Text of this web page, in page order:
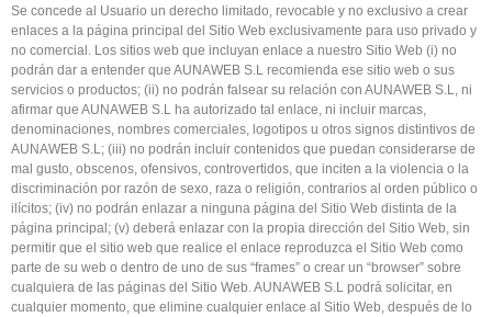
Se concede al Usuario un derecho limitado, revocable y no exclusivo a crear
enlaces a la página principal del Sitio Web exclusivamente para uso privado y
no comercial. Los sitios web que incluyan enlace a nuestro Sitio Web (i) no
podrán dar a entender que AUNAWEB S.L recomienda ese sitio web o sus
servicios o productos; (ii) no podrán falsear su relación con AUNAWEB S.L, ni
afirmar que AUNAWEB S.L ha autorizado tal enlace, ni incluir marcas,
denominaciones, nombres comerciales, logotipos u otros signos distintivos de
AUNAWEB S.L; (iii) no podrán incluir contenidos que puedan considerarse de
mal gusto, obscenos, ofensivos, controvertidos, que inciten a la violencia o la
discriminación por razón de sexo, raza o religión, contrarios al orden público o
ilícitos; (iv) no podrán enlazar a ninguna página del Sitio Web distinta de la
página principal; (v) deberá enlazar con la propia dirección del Sitio Web, sin
permitir que el sitio web que realice el enlace reproduzca el Sitio Web como
parte de su web o dentro de uno de sus “frames” o crear un “browser” sobre
cualquiera de las páginas del Sitio Web. AUNAWEB S.L podrá solicitar, en
cualquier momento, que elimine cualquier enlace al Sitio Web, después de lo